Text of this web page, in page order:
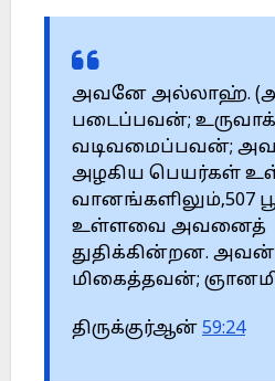
அவனே அல்லாஹ்.
படைப்பவன்;
வடிவமைப்பவன்;
அழகிய பெயர்கள்
வானங்களிலும்,507
உள்ளவை அவனைத்
துதிக்கின்றன. அவன்
மிகைத்தவன்;
திருக்குர்ஆன் 59:24